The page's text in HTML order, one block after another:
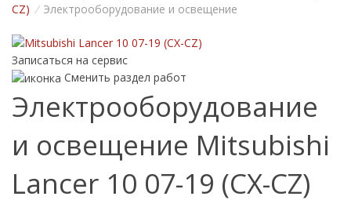
CZ) / Электрооборудование и освещение
Записаться на сервис
Сменить раздел работ
Электрооборудование
и освещение Mitsubishi
Lancer 10 07-19 (CX-CZ)